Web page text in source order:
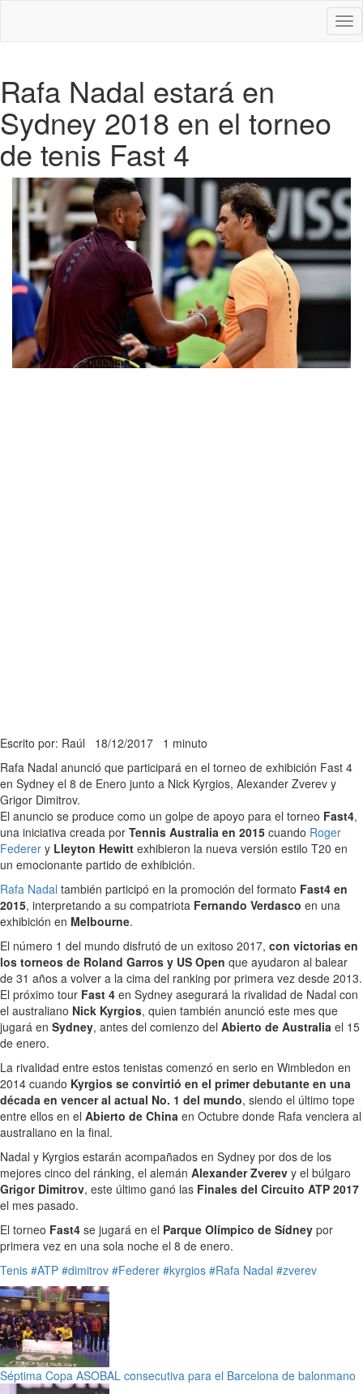
Rafa Nadal estará en
Sydney 2018 en el torneo
de tenis Fast 4
Escrito por: Raúl 18/12/2017 1 minuto
Rafa Nadal anunció que participará en el torneo de exhibición Fast 4
en Sydney el 8 de Enero junto a Nick Kyrgios, Alexander Zverev y
Grigor Dimitrov.
El anuncio se produce como un golpe de apoyo para el torneo Fast4,
una iniciativa creada por Tennis Australia en 2015 cuando Roger
Federer y Lleyton Hewitt exhibieron la nueva versión estilo T20 en
un emocionante partido de exhibición.
Rafa Nadal también participó en la promoción del formato Fast4 en
2015, interpretando a su compatriota Fernando Verdasco en una
exhibición en Melbourne.
El número 1 del mundo disfrutó de un exitoso 2017, con victorias en
los torneos de Roland Garros y US Open que ayudaron al balear
de 31 años a volver a la cima del ranking por primera vez desde 2013.
El próximo tour Fast 4 en Sydney asegurará la rivalidad de Nadal con
el australiano Nick Kyrgios, quien también anunció este mes que
jugará en Sydney, antes del comienzo del Abierto de Australia el 15
de enero.
La rivalidad entre estos tenistas comenzó en serio en Wimbledon en
2014 cuando Kyrgios se convirtió en el primer debutante en una
década en vencer al actual No. 1 del mundo, siendo el último tope
entre ellos en el Abierto de China en Octubre donde Rafa venciera al
australiano en la final.
Nadal y Kyrgios estarán acompañados en Sydney por dos de los
mejores cinco del ránking, el alemán Alexander Zverev y el búlgaro
Grigor Dimitrov, este último ganó las Finales del Circuito ATP 2017
el mes pasado.
El torneo Fast4 se jugará en el Parque Olímpico de Sídney por
primera vez en una sola noche el 8 de enero.
Tenis #ATP #dimitrov #Federer #kyrgios #Rafa Nadal #zverev
Séptima Copa ASOBAL consecutiva para el Barcelona de balonmano